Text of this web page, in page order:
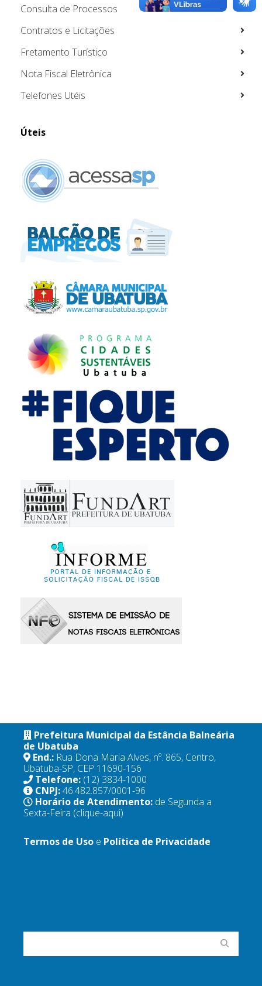
Consulta de Processos
Contratos e Licitações
Fretamento Turístico
Nota Fiscal Eletrônica
Telefones Utéis
Úteis
Prefeitura Municipal da Estância Balneária
de Ubatuba
End.: Rua Dona Maria Alves, nº. 865, Centro,
Ubatuba-SP, CEP 11690-156
Telefone: (12) 3834-1000
CNPJ:46.482.857/0001-96
Horário de Atendimento: de Segunda a
Sexta-Feira (clique-aqui)
Termos de Uso e Política de Privacidade